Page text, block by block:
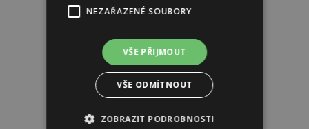
Redakce
Redakce magazínu Instinkt.
NEZAŘAZENÉ SOUBORY
VŠE PŘIJMOUT
VŠE ODMÍTNOUT
ZOBRAZIT PODROBNOSTI